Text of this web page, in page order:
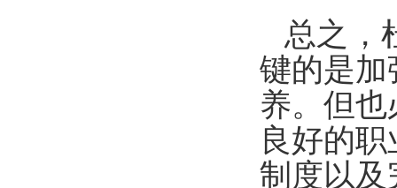
总之，
键的是加
养。但
良好的
制度以及